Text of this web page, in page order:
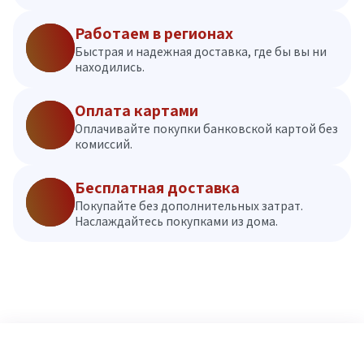
Работаем в регионах
Быстрая и надежная доставка, где бы вы ни
находились.
Оплата картами
Оплачивайте покупки банковской картой без
комиссий.
Бесплатная доставка
Покупайте без дополнительных затрат.
Наслаждайтесь покупками из дома.